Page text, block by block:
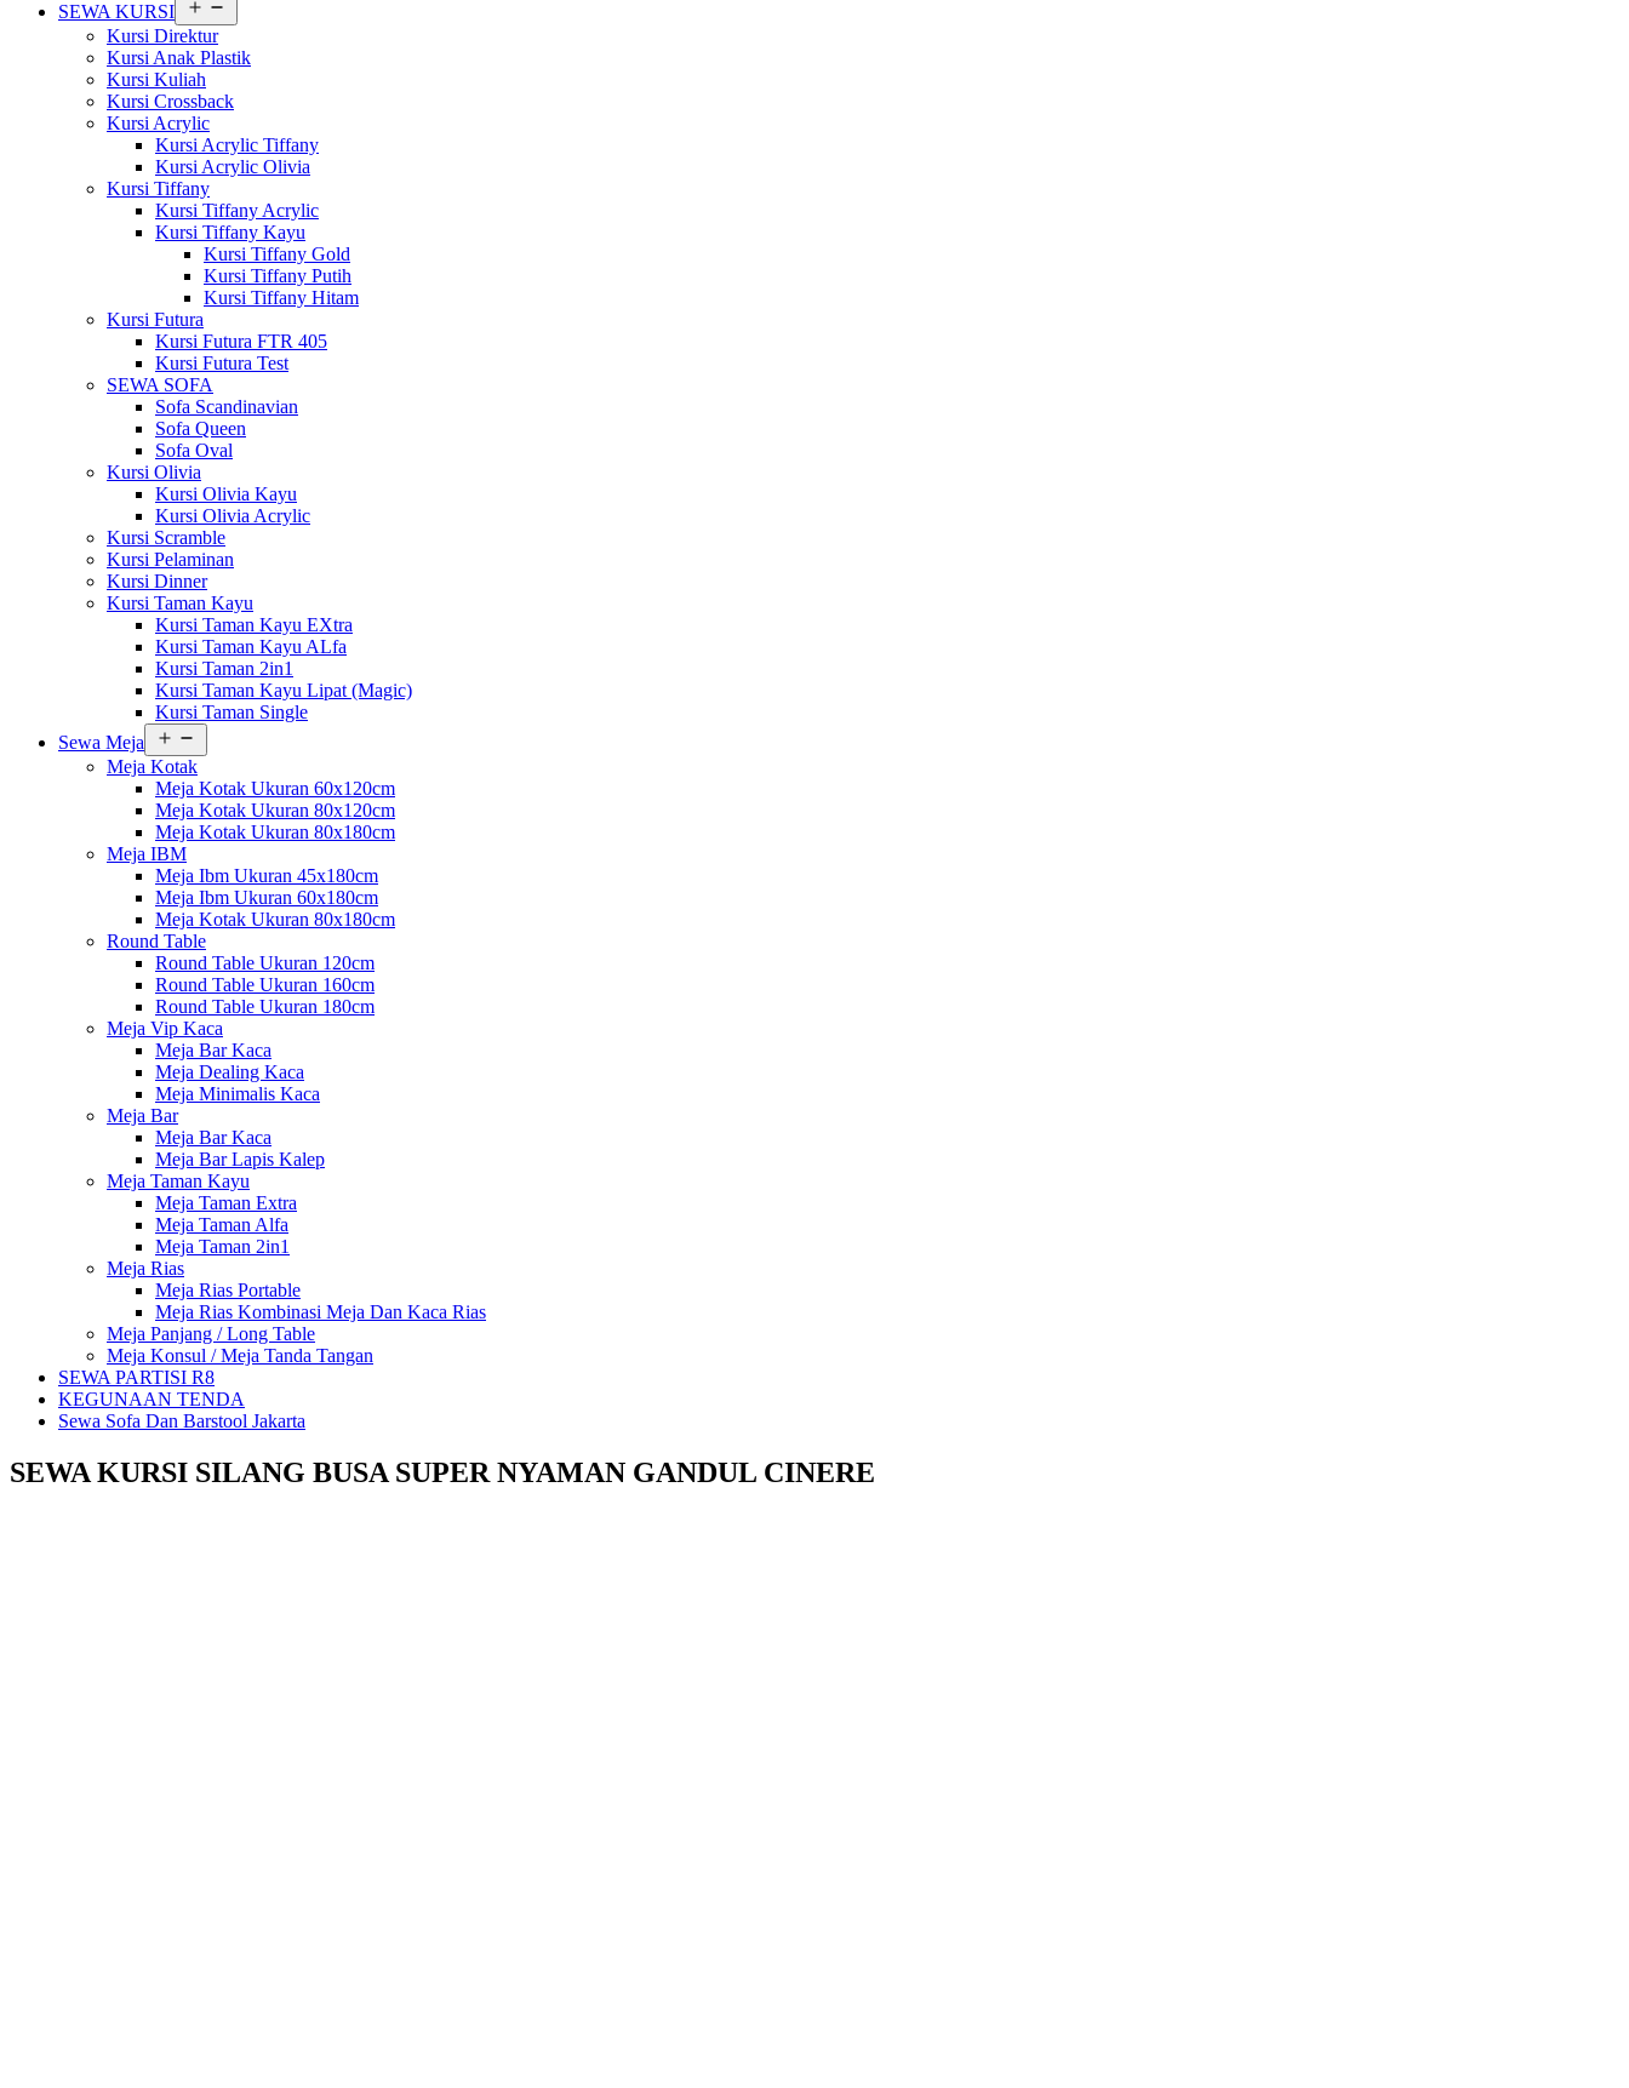
SEWA KURSI
menu
Kursi Direktur
Kursi Anak Plastik
Kursi Kuliah
Kursi Crossback
Kursi Acrylic
Kursi Acrylic Tiffany
Kursi Acrylic Olivia
Kursi Tiffany
Kursi Tiffany Acrylic
Kursi Tiffany Kayu
Kursi Tiffany Gold
Kursi Tiffany Putih
Kursi Tiffany Hitam
Kursi Futura
Kursi Futura FTR 405
Kursi Futura Test
SEWA SOFA
Sofa Scandinavian
Sofa Queen
Sofa Oval
Kursi Olivia
Kursi Olivia Kayu
Kursi Olivia Acrylic
Kursi Scramble
Kursi Pelaminan
Kursi Dinner
Kursi Taman Kayu
Kursi Taman Kayu EXtra
Kursi Taman Kayu ALfa
Kursi Taman 2in1
Kursi Taman Kayu Lipat (Magic)
Kursi Taman Single
Sewa Meja
menu
Meja Kotak
Meja Kotak Ukuran 60x120cm
Meja Kotak Ukuran 80x120cm
Meja Kotak Ukuran 80x180cm
Meja IBM
Meja Ibm Ukuran 45x180cm
Meja Ibm Ukuran 60x180cm
Meja Kotak Ukuran 80x180cm
Round Table
Round Table Ukuran 120cm
Round Table Ukuran 160cm
Round Table Ukuran 180cm
Meja Vip Kaca
Meja Bar Kaca
Meja Dealing Kaca
Meja Minimalis Kaca
Meja Bar
Meja Bar Kaca
Meja Bar Lapis Kalep
Meja Taman Kayu
Meja Taman Extra
Meja Taman Alfa
Meja Taman 2in1
Meja Rias
Meja Rias Portable
Meja Rias Kombinasi Meja Dan Kaca Rias
Meja Panjang / Long Table
Meja Konsul / Meja Tanda Tangan
SEWA PARTISI R8
KEGUNAAN TENDA
Sewa Sofa Dan Barstool Jakarta
SEWA KURSI SILANG BUSA SUPER NYAMAN GANDUL CINERE